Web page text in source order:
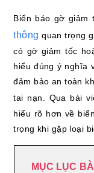
Biển báo gờ giảm
thông quan trọng
có gờ giảm tốc
hiểu đúng ý nghĩa
đảm bảo an toàn
tai nạn. Qua bài
hiểu rõ hơn về
trọng khi gặp loại
MỤC LỤC